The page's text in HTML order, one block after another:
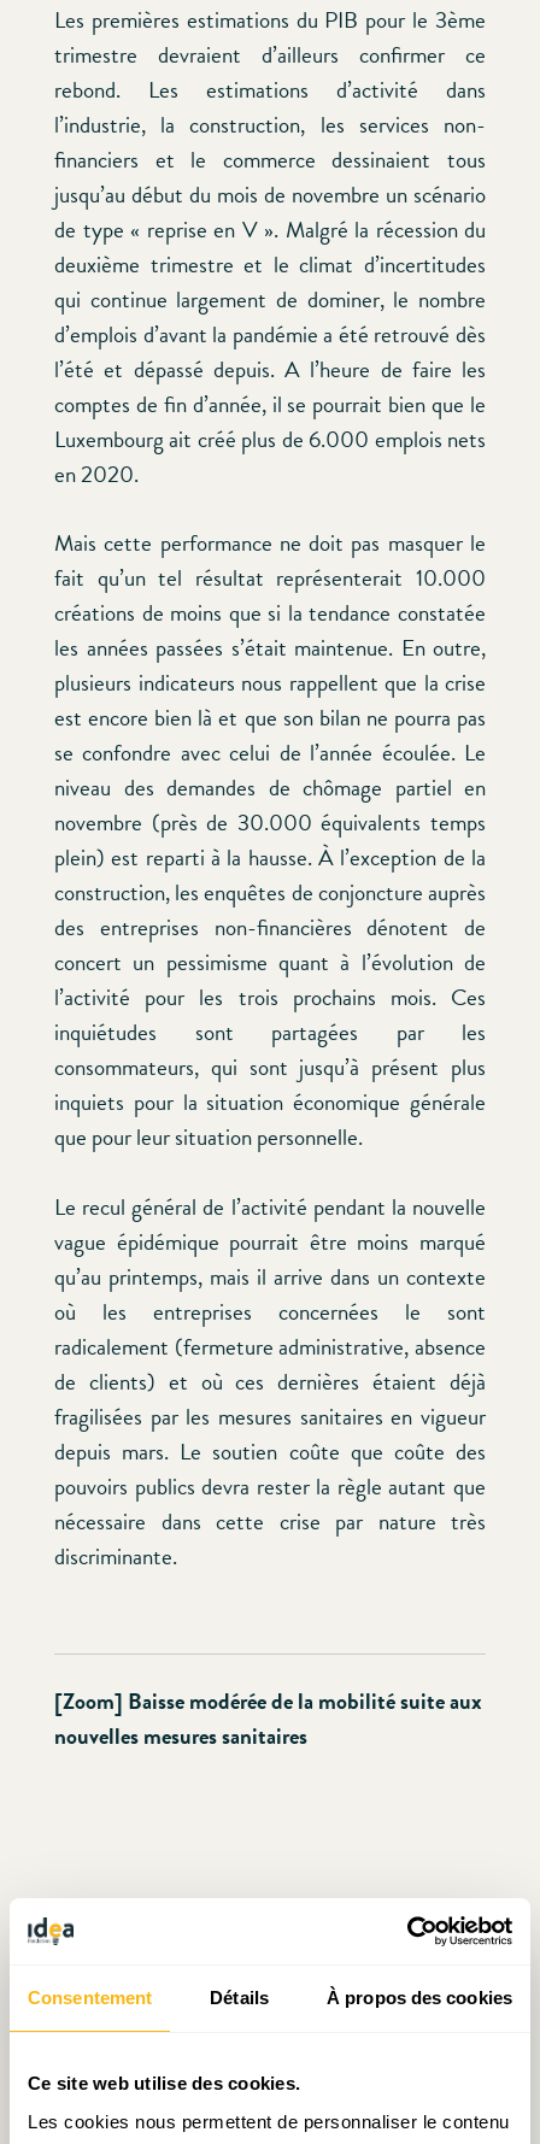
Consentement Détails À propos des cookies
Ce site web utilise des cookies.
Les cookies nous permettent de personnaliser le contenu
Les premières estimations du PIB pour le 3ème
trimestre devraient d’ailleurs confirmer ce
rebond. Les estimations d’activité dans
l’industrie, la construction, les services non-
financiers et le commerce dessinaient tous
jusqu’au début du mois de novembre un scénario
de type « reprise en V ». Malgré la récession du
deuxième trimestre et le climat d’incertitudes
qui continue largement de dominer, le nombre
d’emplois d’avant la pandémie a été retrouvé dès
l’été et dépassé depuis. A l’heure de faire les
comptes de fin d’année, il se pourrait bien que le
Luxembourg ait créé plus de 6.000 emplois nets
en 2020.
Mais cette performance ne doit pas masquer le
fait qu’un tel résultat représenterait 10.000
créations de moins que si la tendance constatée
les années passées s’était maintenue. En outre,
plusieurs indicateurs nous rappellent que la crise
est encore bien là et que son bilan ne pourra pas
se confondre avec celui de l’année écoulée. Le
niveau des demandes de chômage partiel en
novembre (près de 30.000 équivalents temps
plein) est reparti à la hausse. À l’exception de la
construction, les enquêtes de conjoncture auprès
des entreprises non-financières dénotent de
concert un pessimisme quant à l’évolution de
l’activité pour les trois prochains mois. Ces
inquiétudes sont partagées par les
consommateurs, qui sont jusqu’à présent plus
inquiets pour la situation économique générale
que pour leur situation personnelle.
Le recul général de l’activité pendant la nouvelle
vague épidémique pourrait être moins marqué
qu’au printemps, mais il arrive dans un contexte
où les entreprises concernées le sont
radicalement (fermeture administrative, absence
de clients) et où ces dernières étaient déjà
fragilisées par les mesures sanitaires en vigueur
depuis mars. Le soutien coûte que coûte des
pouvoirs publics devra rester la règle autant que
nécessaire dans cette crise par nature très
discriminante.
[Zoom] Baisse modérée de la mobilité suite aux
nouvelles mesures sanitaires